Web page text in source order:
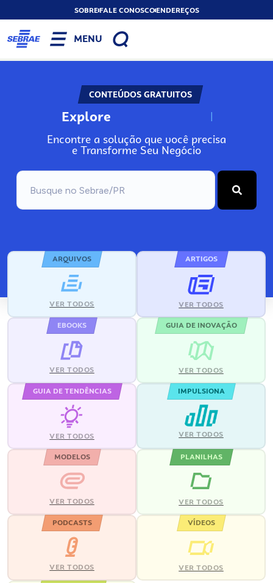
SOBREFALE CONOSCOENDEREÇOS
MENU
CONTEÚDOS GRATUITOS
Explore N
Encontre a solução que você precisa
e Transforme Seu Negócio
ARQUIVOS
VER TODOS
ARTIGOS
VER TODOS
EBOOKS
VER TODOS
GUIA DE INOVAÇÃO
VER TODOS
GUIA DE TENDÊNCIAS
VER TODOS
IMPULSIONA
VER TODOS
MODELOS
VER TODOS
PLANILHAS
VER TODOS
PODCASTS
VER TODOS
VÍDEOS
VER TODOS